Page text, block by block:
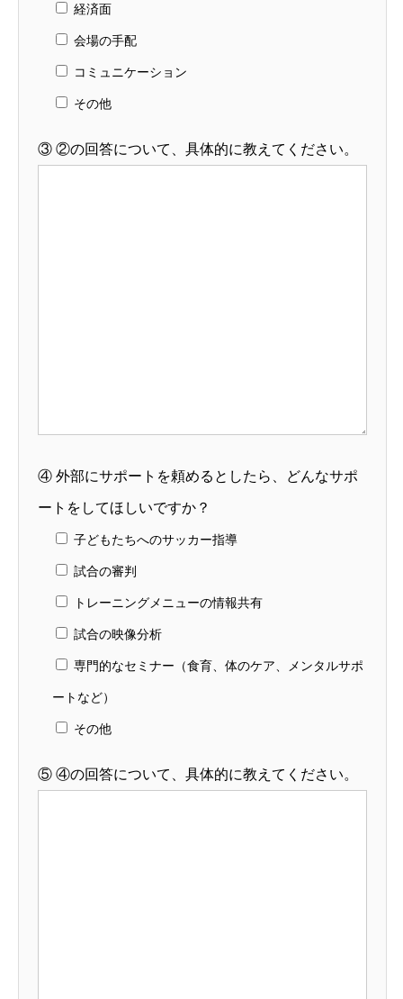
経済面
会場の手配
コミュニケーション
その他
③ ②の回答について、具体的に教えてください。
④ 外部にサポートを頼めるとしたら、どんなサポ
ートをしてほしいですか？
子どもたちへのサッカー指導
試合の審判
トレーニングメニューの情報共有
試合の映像分析
専門的なセミナー（食育、体のケア、メンタルサポ
ートなど）
その他
⑤ ④の回答について、具体的に教えてください。